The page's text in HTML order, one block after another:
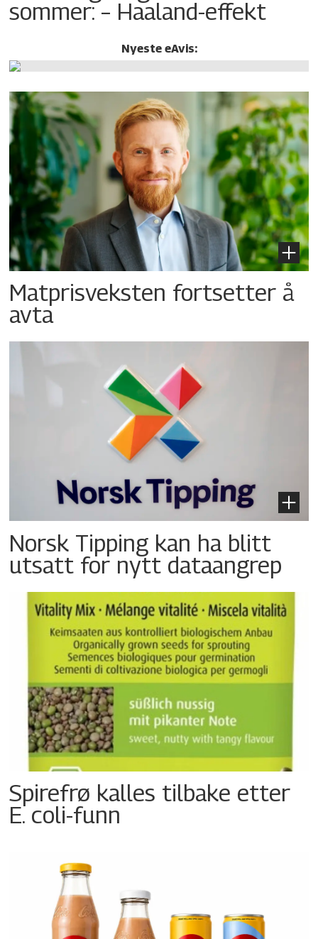
sommer: – Haaland-effekt
Nyeste eAvis:
Matprisveksten fortsetter å
avta
Norsk Tipping kan ha blitt
utsatt for nytt dataangrep
Spirefrø kalles tilbake etter
E. coli-funn